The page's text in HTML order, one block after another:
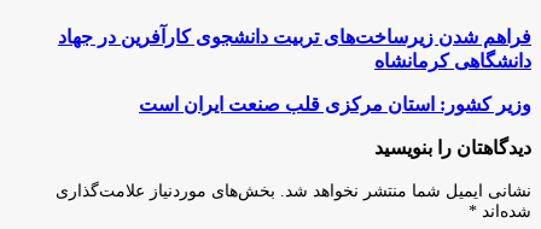
فراهم
شدن
زیرساخت‌های
تربیت
دانشجوی
کارآفرین
در
دانشگاهی
کرمانشاه
فراهم شدن زیرساخت‌های تربیت دانشجوی کارآفرین در جهاد
دانشگاهی کرمانشاه
وزیر
استان
قلب
صنعت
وزیر کشور: استان مرکزی قلب صنعت ایران است
دیدگاهتان را بنویسید
نشانی ایمیل شما منتشر نخواهد شد.
بخش‌های موردنیاز علامت‌گذاری
شده‌اند *